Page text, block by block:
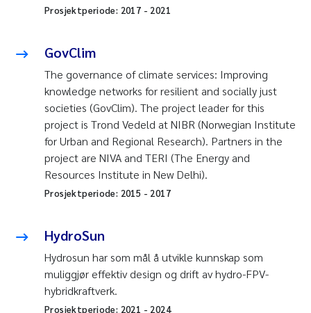
Prosjektperiode: 2017 - 2021
GovClim
The governance of climate services: Improving
knowledge networks for resilient and socially just
societies (GovClim). The project leader for this
project is Trond Vedeld at NIBR (Norwegian Institute
for Urban and Regional Research). Partners in the
project are NIVA and TERI (The Energy and
Resources Institute in New Delhi).
Prosjektperiode: 2015 - 2017
HydroSun
Hydrosun har som mål å utvikle kunnskap som
muliggjør effektiv design og drift av hydro-FPV-
hybridkraftverk.
Prosjektperiode: 2021 - 2024